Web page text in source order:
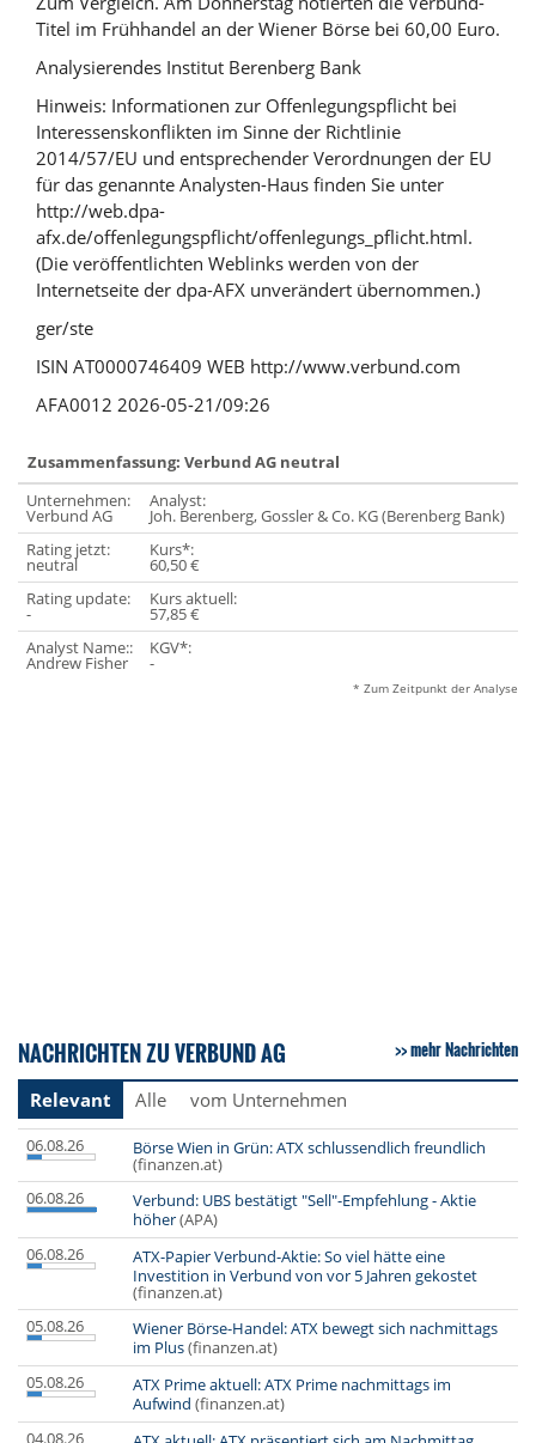
Titel im Frühhandel an der Wiener Börse bei 60,00 Euro.
Analysierendes Institut Berenberg Bank
Hinweis: Informationen zur Offenlegungspflicht bei
Interessenskonflikten im Sinne der Richtlinie
2014/57/EU und entsprechender Verordnungen der EU
für das genannte Analysten-Haus finden Sie unter
http://web.dpa-
afx.de/offenlegungspflicht/offenlegungs_pflicht.html.
(Die veröffentlichten Weblinks werden von der
Internetseite der dpa-AFX unverändert übernommen.)
ger/ste
ISIN AT0000746409 WEB http://www.verbund.com
AFA0012 2026-05-21/09:26
Zusammenfassung: Verbund AG neutral
Unternehmen:
Verbund AG
Analyst:
Joh. Berenberg, Gossler & Co. KG (Berenberg Bank)
Rating jetzt:
neutral
Kurs*:
60,50 €
Rating update:
-
Kurs aktuell:
57,85 €
Analyst Name::
Andrew Fisher
KGV*:
-
* Zum Zeitpunkt der Analyse
NACHRICHTEN ZU VERBUND AG mehr Nachrichten
Relevant Alle vom Unternehmen
06.08.26 Börse Wien in Grün: ATX schlussendlich freundlich
(finanzen.at)
06.08.26
Verbund: UBS bestätigt "Sell"-Empfehlung - Aktie
höher(APA)
06.08.26
ATX-Papier Verbund-Aktie: So viel hätte eine
Investition in Verbund von vor 5 Jahren gekostet
(finanzen.at)
05.08.26
Wiener Börse-Handel: ATX bewegt sich nachmittags
im Plus(finanzen.at)
05.08.26
ATX Prime aktuell: ATX Prime nachmittags im
Aufwind (finanzen.at)
04.08.26